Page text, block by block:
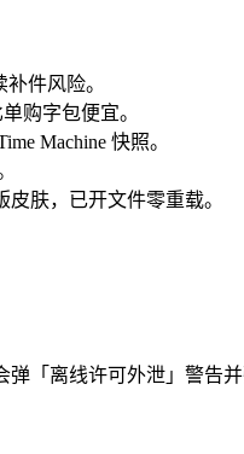
件风险。
购字包便宜。
Machine 快照。
肤，已开文件零重载。
「离线许可外泄」警告并